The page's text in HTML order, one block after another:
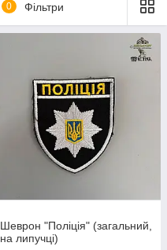
0 Фільтри
Шеврон "Поліція" (загальний,
на липучці)